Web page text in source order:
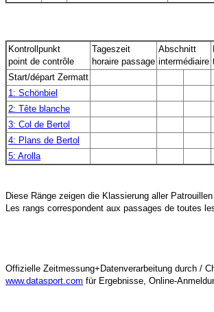
Kontrollpunkt
point de contrôle
Tageszeit
horaire passage
Abschnitt
intermédiaire
Start/départ Zermatt
1: Schönbiel
2: Tête blanche
3: Col de Bertol
4: Plans de Bertol
5: Arolla
Diese Ränge zeigen die Klassierung aller
Offizielle Zeitmessung+Datenverarbeitung durch /
www.datasport.com